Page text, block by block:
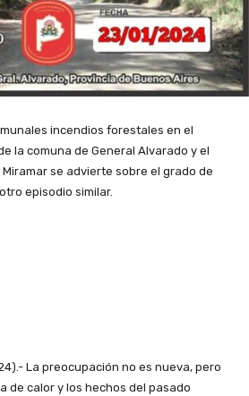
incendios forestales en el
la comuna de General Alvarado y el
se advierte sobre el grado de
episodio similar.
La preocupación no es nueva, pero
de calor y los hechos del pasado